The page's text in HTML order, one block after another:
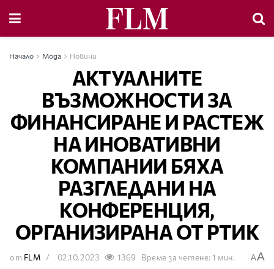
Начало Мода Новини
АКТУАЛНИТЕ
ВЪЗМОЖНОСТИ ЗА
ФИНАНСИРАНЕ И РАСТЕЖ
НА ИНОВАТИВНИ
КОМПАНИИ БЯХА
РАЗГЛЕДАНИ НА
КОНФЕРЕНЦИЯ,
ОРГАНИЗИРАНА ОТ РТИК
от FLM 02.10.2023 1369 Време за четене: 1 мин. AA